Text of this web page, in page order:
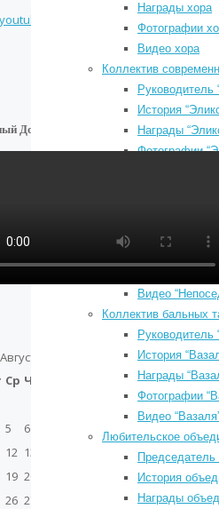
Награды хора
Фотографии
Видео хора
Коллектив
Руководитель
История
Награды
Фотографии
История
Видео
Коллектив бальных
Руководитель
История
Награды
Фотографии
Видео
Любительское
История
Награды
youtube
Дом культуры
Август 2026
Ср Чт
5 6
12 13
19 20
26 27